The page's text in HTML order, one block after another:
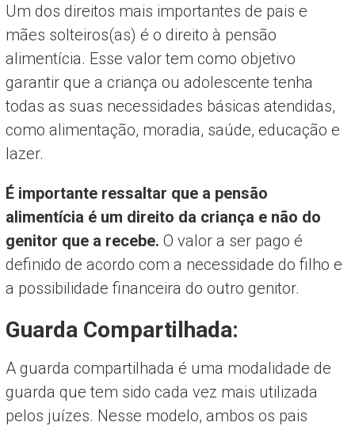
Um dos direitos mais importantes de pais e
mães solteiros(as) é o direito à pensão
alimentícia. Esse valor tem como objetivo
garantir que a criança ou adolescente tenha
todas as suas necessidades básicas atendidas,
como alimentação, moradia, saúde, educação e
lazer.
É importante ressaltar que a pensão
alimentícia é um direito da criança e não do
genitor que a recebe. O valor a ser pago é
definido de acordo com a necessidade do filho e
a possibilidade financeira do outro genitor.
Guarda Compartilhada:
A guarda compartilhada é uma modalidade de
guarda que tem sido cada vez mais utilizada
pelos juízes. Nesse modelo, ambos os pais